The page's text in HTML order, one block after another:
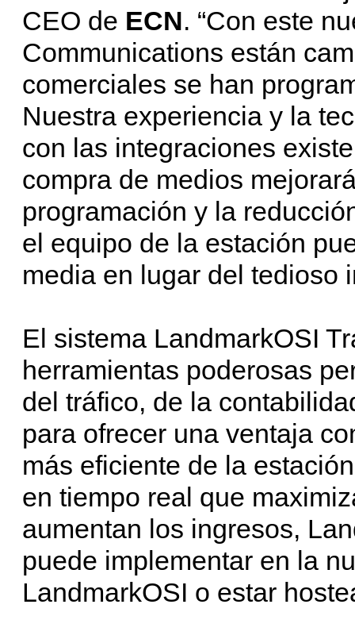
CEO de ECN. “Con este
Communications están
comerciales se han
Nuestra experiencia y la
con las integraciones
compra de medios
programación y la
el equipo de la estación
media en lugar del tedioso
El sistema LandmarkOSI
herramientas poderosas
del tráfico, de la
para ofrecer una ventaja
más eficiente de la
en tiempo real que
aumentan los ingresos,
puede implementar en la
LandmarkOSI o estar